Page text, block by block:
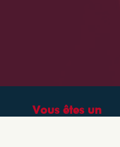
Vous êtes un